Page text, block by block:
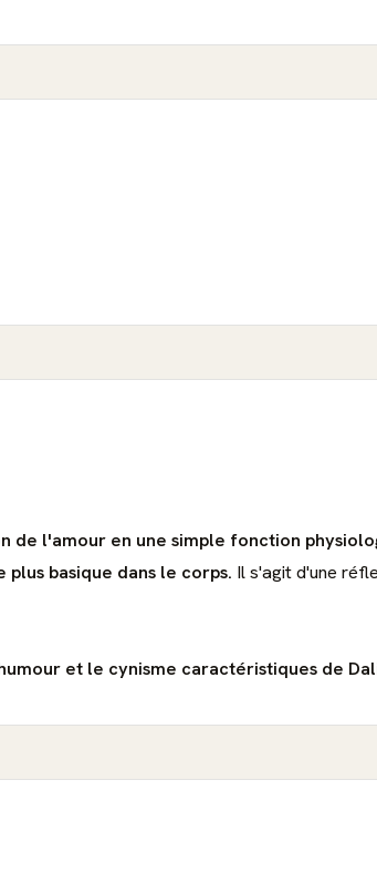
l'amour en une simple fonction
basique dans le corps. Il s'agit d'une
et le cynisme caractéristiques de